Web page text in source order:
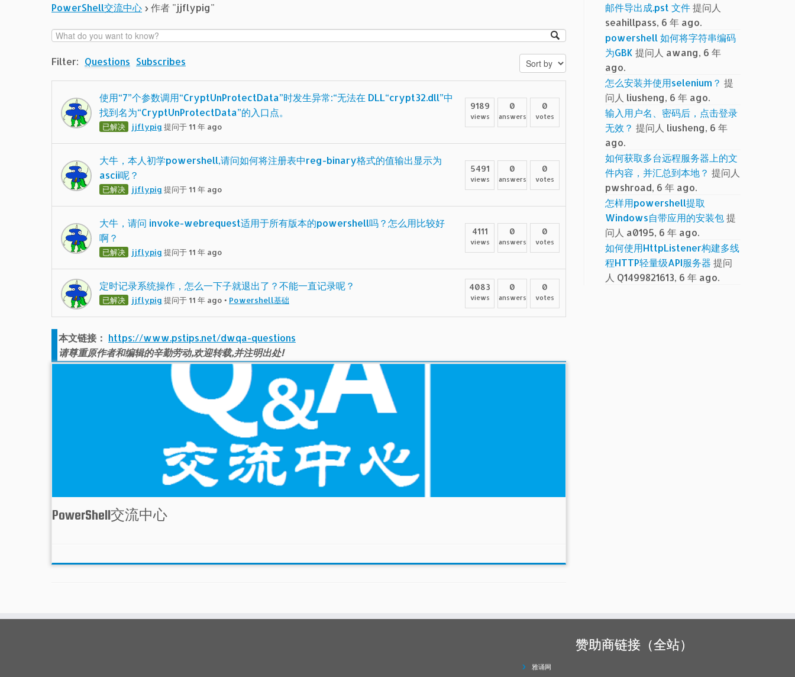
PowerShell交流中心 › 作者 "jjflypig"
Filter: Questions Subscribes
使用“7”个参数调用“CryptUnProtectData”时发生异常:“无法在 DLL“crypt32.dll”中
找到名为“CryptUnProtectData”的入口点。
已解决 jjflypig 提问于 11 年 ago
9189
views
0
answers
0
votes
大牛，本人初学powershell,请问如何将注册表中reg-binary格式的值输出显示为
ascii呢？
已解决 jjflypig 提问于 11 年 ago
5491
views
0
answers
0
votes
大牛，请问 invoke-webrequest适用于所有版本的powershell吗？怎么用比较好
啊？
已解决 jjflypig 提问于 11 年 ago
4111
views
0
answers
0
votes
定时记录系统操作，怎么一下子就退出了？不能一直记录呢？
已解决 jjflypig 提问于 11 年 ago • Powershell基础
4083
views
0
answers
0
votes
本文链接： https://www.pstips.net/dwqa-questions
请尊重原作者和编辑的辛勤劳动,欢迎转载,并注明出处!
PowerShell交流中心
邮件导出成.pst 文件提问人
seahillpass, 6 年 ago.
powershell 如何将字符串编码
为GBK 提问人 awang, 6 年
ago.
怎么安装并使用selenium？ 提
问人 liusheng, 6 年 ago.
输入用户名、密码后，点击登录
无效？ 提问人 liusheng, 6 年
ago.
如何获取多台远程服务器上的文
件内容，并汇总到本地？ 提问人
pwshroad, 6 年 ago.
怎样用powershell提取
Windows自带应用的安装包提
问人 a0195, 6 年 ago.
如何使用HttpListener构建多线
程HTTP轻量级API服务器 提问
人 Q1499821613, 6 年 ago.
赞助商链接（全站）
雅诵网